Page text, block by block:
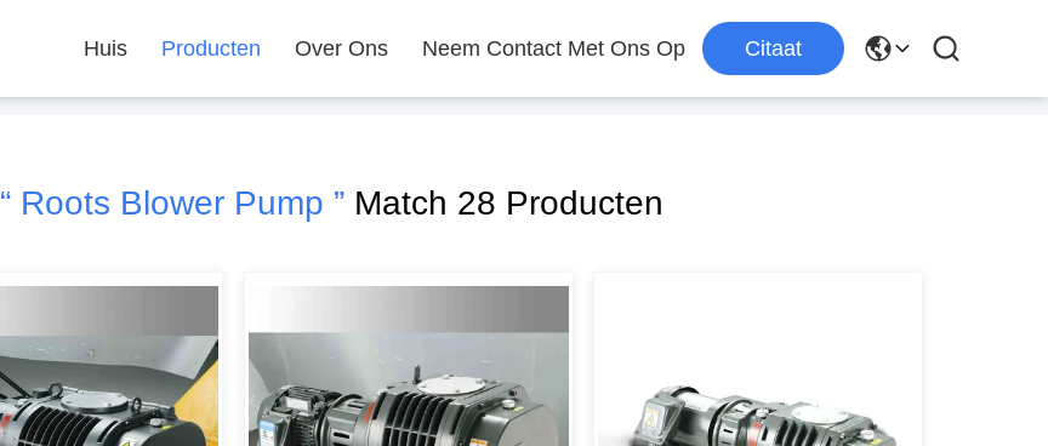
Huis Producten Over Ons Neem Contact Met Ons Op Citaat
“ Roots Blower Pump ” Match 28 Producten